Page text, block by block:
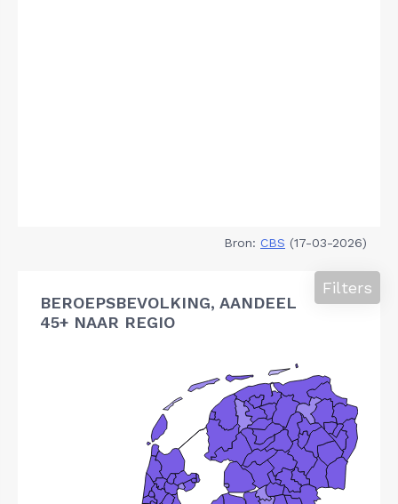
Bron: CBS (17-03-2026)
BEROEPSBEVOLKING, AANDEEL
45+ NAAR REGIO
Filters